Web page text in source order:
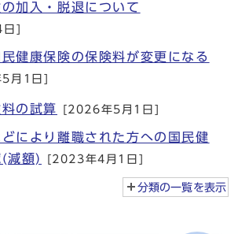
加入・脱退について
]
健康保険の保険料が変更になる
月1日]
の試算 [2026年5月1日]
により離職された方への国民健
減額)
[2023年4月1日]
分類の一覧を表示